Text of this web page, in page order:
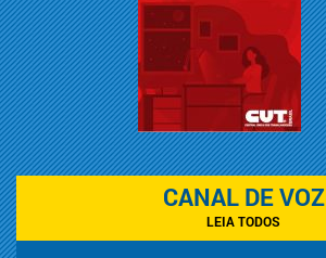
CANAL DE VOZ
LEIA TODOS